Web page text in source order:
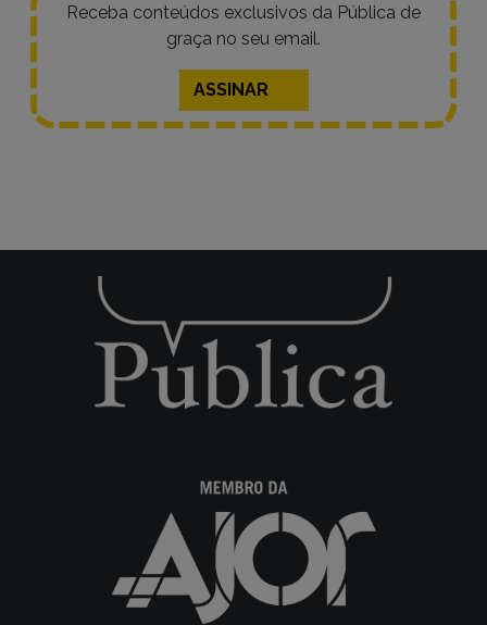
Receba conteúdos exclusivos da Pública de
graça no seu email.
ASSINAR